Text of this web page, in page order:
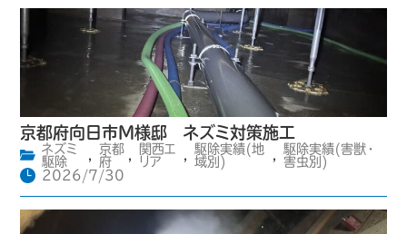
京都府向日市M様邸 ネズミ対策施工
ネズミ
駆除
,
京都
府
,
関西エ
リア
,
駆除実績(地
域別)
,
駆除実績(害獣・
害虫別)
2026/7/30